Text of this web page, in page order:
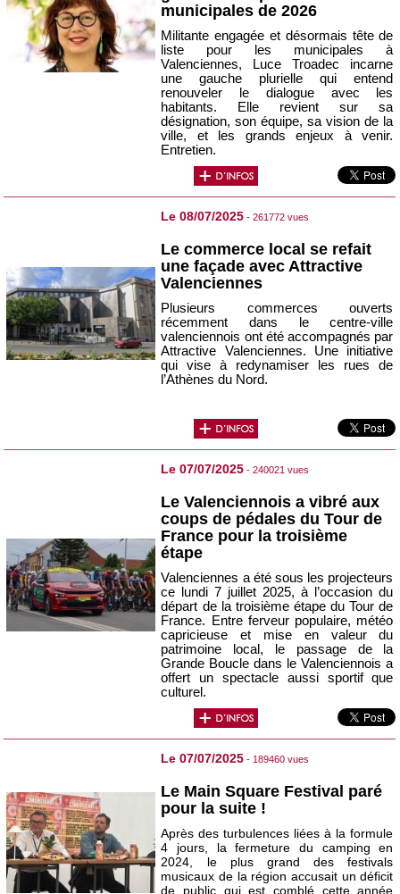
municipales de 2026
Militante engagée et désormais tête de
liste pour les municipales à
Valenciennes, Luce Troadec incarne
une gauche plurielle qui entend
renouveler le dialogue avec les
habitants. Elle revient sur sa
désignation, son équipe, sa vision de la
ville, et les grands enjeux à venir.
Entretien.
Le 08/07/2025 - 261772 vues
Le commerce local se refait
une façade avec Attractive
Valenciennes
Plusieurs commerces ouverts
récemment dans le centre-ville
valenciennois ont été accompagnés par
Attractive Valenciennes. Une initiative
qui vise à redynamiser les rues de
l’Athènes du Nord.
Le 07/07/2025 - 240021 vues
Le Valenciennois a vibré aux
coups de pédales du Tour de
France pour la troisième
étape
Valenciennes a été sous les projecteurs
ce lundi 7 juillet 2025, à l’occasion du
départ de la troisième étape du Tour de
France. Entre ferveur populaire, météo
capricieuse et mise en valeur du
patrimoine local, le passage de la
Grande Boucle dans le Valenciennois a
offert un spectacle aussi sportif que
culturel.
Le 07/07/2025 - 189460 vues
Le Main Square Festival paré
pour la suite !
Après des turbulences liées à la formule
4 jours, la fermeture du camping en
2024, le plus grand des festivals
musicaux de la région accusait un déficit
de public qui est comblé cette année